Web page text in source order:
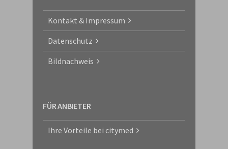
Kontakt & Impressum
Datenschutz
Bildnachweis
FÜR ANBIETER
Ihre Vorteile bei citymed